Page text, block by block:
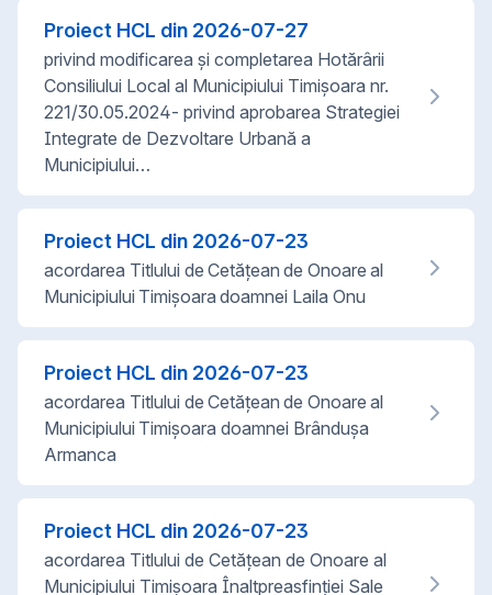
Proiect HCL din 2026-07-27
privind modificarea și completarea Hotărârii
Consiliului Local al Municipiului Timișoara nr.
221/30.05.2024- privind aprobarea Strategiei
Integrate de Dezvoltare Urbană a
Municipiului…
Proiect HCL din 2026-07-23
acordarea Titlului de Cetățean de Onoare al
Municipiului Timișoara doamnei Laila Onu
Proiect HCL din 2026-07-23
acordarea Titlului de Cetățean de Onoare al
Municipiului Timișoara doamnei Brânduşa
Armanca
Proiect HCL din 2026-07-23
acordarea Titlului de Cetățean de Onoare al
Municipiului Timișoara Înaltpreasfinţiei Sale